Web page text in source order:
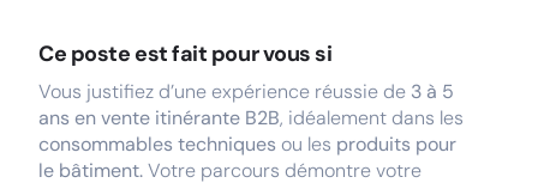
Ce poste est fait pour vous si
Vous justifiez d’une expérience réussie de 3 à 5
ans en vente itinérante B2B, idéalement dans les
consommables techniques ou les produits pour
le bâtiment.Votre parcours démontre votre